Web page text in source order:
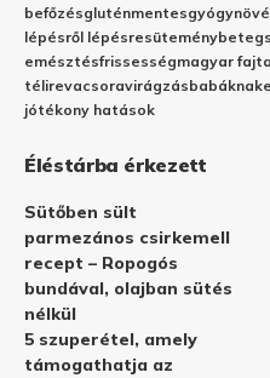
befőzésgluténmentes
lépésről lépésresütemény
emésztésfrissességmagyar fajta
télirevacsoravirágzásbabáknak
jótékony hatások
Éléstárba érkezett
Sütőben sült
parmezános csirkemell
recept – Ropogós
bundával, olajban sütés
nélkül
5 szuperétel, amely
támogathatja az